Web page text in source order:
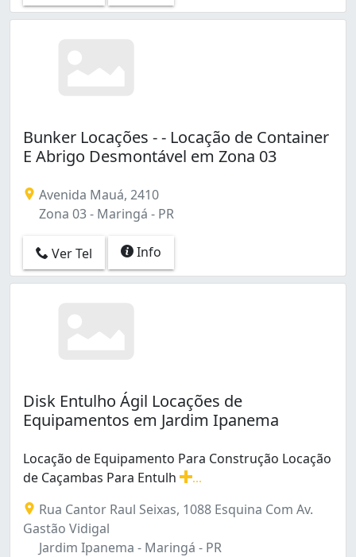
Bunker Locações - - Locação de Container
E Abrigo Desmontável em Zona 03
Avenida Mauá, 2410
Zona 03 - Maringá - PR
Ver Tel Info
Disk Entulho Ágil Locações de
Equipamentos em Jardim Ipanema
Locação de Equipamento Para Construção Locação
de Caçambas Para Entulh
Rua Cantor Raul Seixas, 1088 Esquina Com Av.
Gastão Vidigal
Jardim Ipanema - Maringá - PR